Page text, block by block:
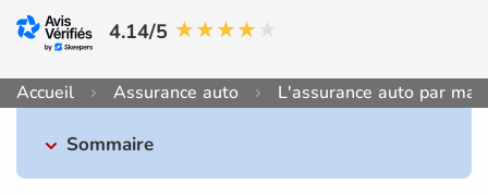
4.14/5
Accueil Assurance auto L'assurance auto par
Sommaire